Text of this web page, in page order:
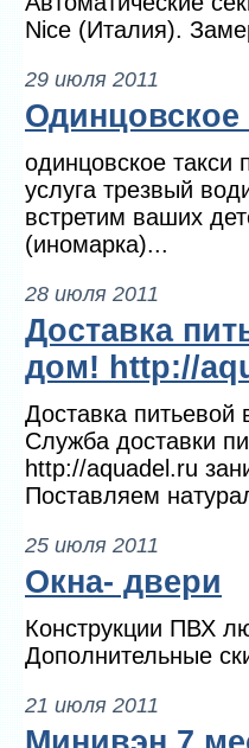
Nice (Италия).
29 июля 2011
одинцовское такси
услуга трезвый
встретим ваших
(иномарка)...
28 июля 2011
Доставка
дом! http://
Доставка
Служба доставки
http://aquadel.ru
Поставляем
25 июля 2011
Окна- двери
Конструкции ПВХ
Дополнительные
21 июля 2011